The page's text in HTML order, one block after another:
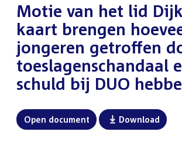
:Motie van het lid
kaart brengen
jongeren getroffen
toeslagenschandaal
schuld bij DUO
Open document Download